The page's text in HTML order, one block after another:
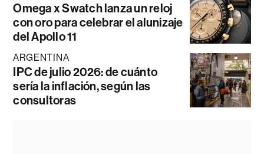
Omega x Swatch lanza un reloj
con oro para celebrar el alunizaje
del Apollo 11
ARGENTINA
IPC de julio 2026: de cuánto
sería la inflación, según las
consultoras